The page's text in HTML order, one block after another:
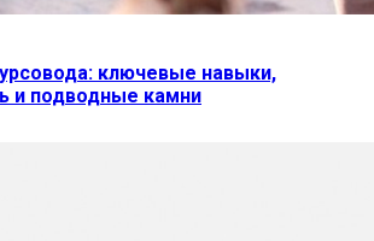
ключевые навыки,
и подводные камни